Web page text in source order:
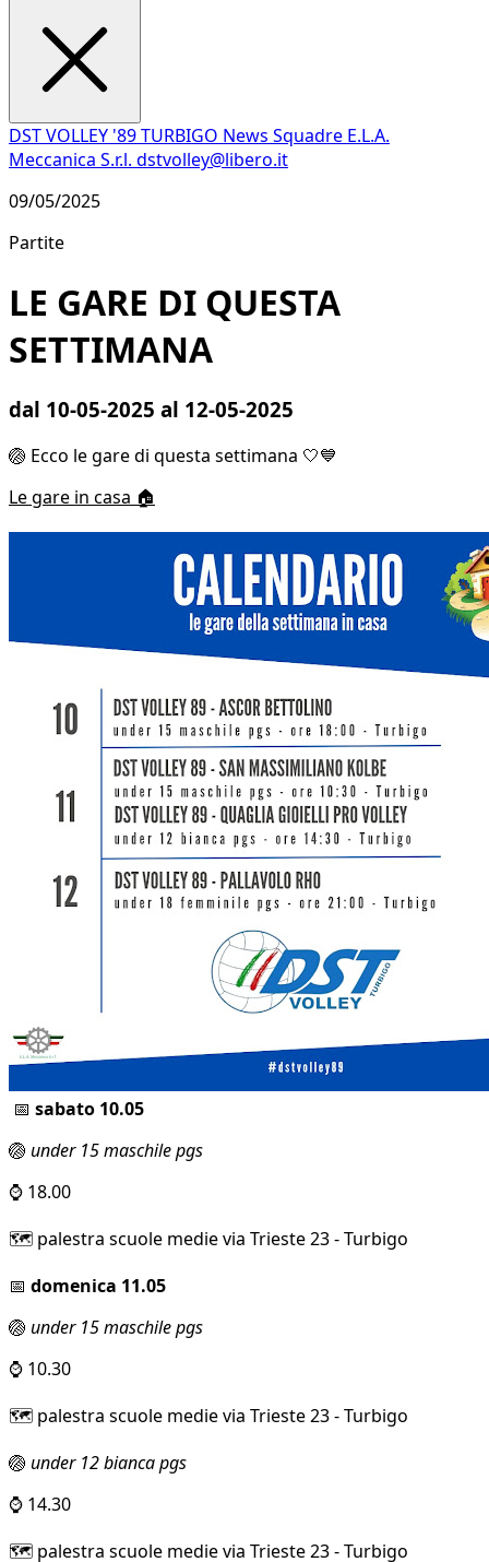
DST VOLLEY '89 TURBIGO News Squadre E.L.A.
Meccanica S.r.l. dstvolley@libero.it
09/05/2025
Partite
LE GARE DI QUESTA
SETTIMANA
dal 10-05-2025 al 12-05-2025
🏐 Ecco le gare di questa settimana 🤍💙
Le gare in casa 🏠
📅 sabato 10.05
🏐 under 15 maschile pgs
⌚ 18.00
🗺️ palestra scuole medie via Trieste 23 - Turbigo
📅 domenica 11.05
🏐 under 15 maschile pgs
⌚ 10.30
🗺️ palestra scuole medie via Trieste 23 - Turbigo
🏐 under 12 bianca pgs
⌚ 14.30
🗺️ palestra scuole medie via Trieste 23 - Turbigo